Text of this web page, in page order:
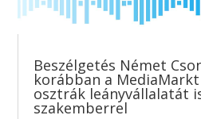
Beszélgetés Német
korábban a
osztrák leányvállalatát
szakemberrel